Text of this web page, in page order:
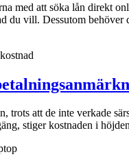
med att söka lån direkt
vill. Dessutom
att de inte verkade
stiger kostnaden i